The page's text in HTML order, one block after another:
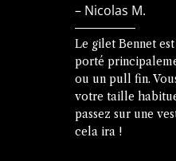
– Nicolas M.
Le gilet Bennet
porté
ou un pull fin.
votre taille
passez sur une
cela ira !